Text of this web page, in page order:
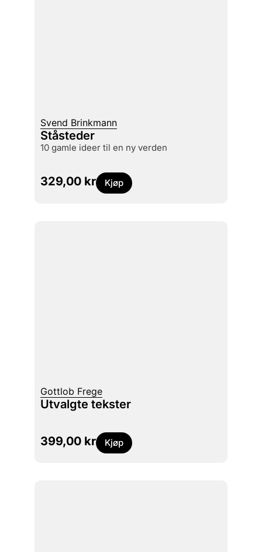
Svend Brinkmann
Ståsteder
10 gamle ideer til en ny verden
329,00 kr Kjøp
Gottlob Frege
Utvalgte tekster
399,00 kr Kjøp